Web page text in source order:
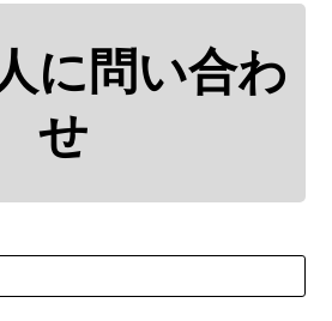
に問い合わ
せ